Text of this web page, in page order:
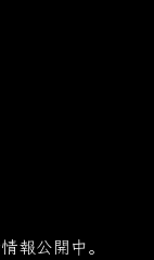
報公開中。